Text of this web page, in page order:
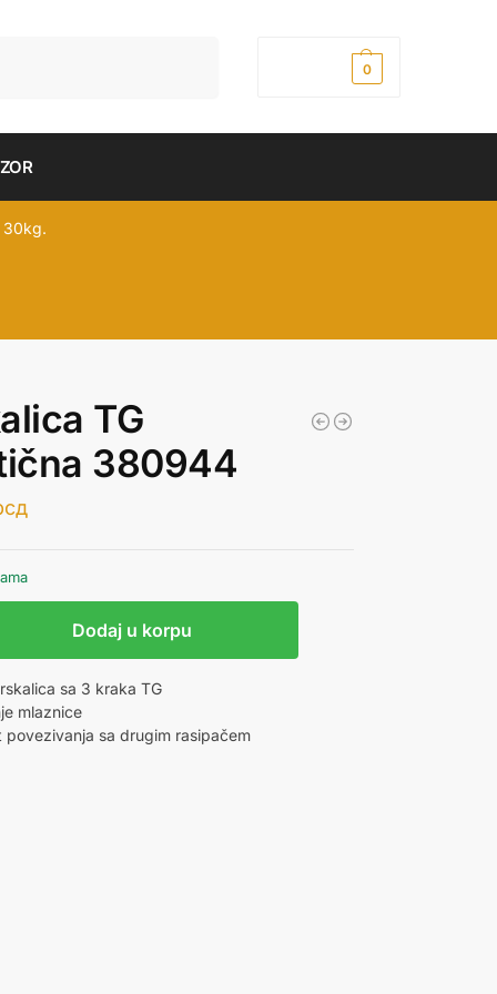
0
30kg.
TG
380944
Dodaj u korpu
sa 3 kraka TG
mlaznice
povezivanja sa drugim rasipačem